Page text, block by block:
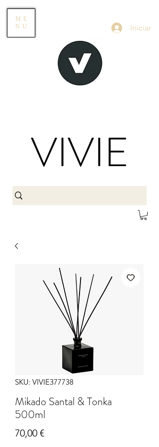
ME
NU
Iniciar
VIVIE
SKU: VIVIE377738
Mikado Santal & Tonka
500ml
70,00 €Precio